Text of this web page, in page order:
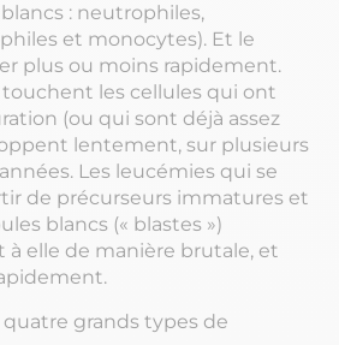
: neutrophiles,
et monocytes). Et le
plus ou moins rapidement.
les cellules qui ont
(ou qui sont déjà assez
lentement, sur plusieurs
Les leucémies qui se
de précurseurs immatures et
blancs (« blastes »)
elle de manière brutale, et
grands types de